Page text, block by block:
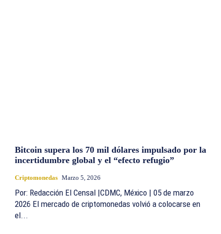
Bitcoin supera los 70 mil dólares impulsado por la
incertidumbre global y el “efecto refugio”
Criptomonedas Marzo 5, 2026
Por: Redacción El Censal |CDMC, México | 05 de marzo
2026 El mercado de criptomonedas volvió a colocarse en
el...